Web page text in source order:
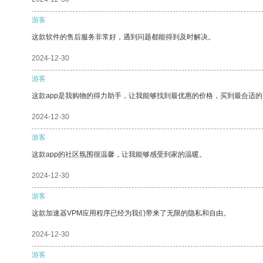
游客
这款软件的售后服务非常好，遇到问题都能得到及时解决。
2024-12-30
游客
这款app是我购物的得力助手，让我能够找到最优惠的价格，买到最合适
2024-12-30
游客
这款app的社区氛围很温馨，让我能够感受到家的温暖。
2024-12-30
游客
这款加速器VPM应用程序已经为我们带来了无限的隐私和自由。
2024-12-30
游客